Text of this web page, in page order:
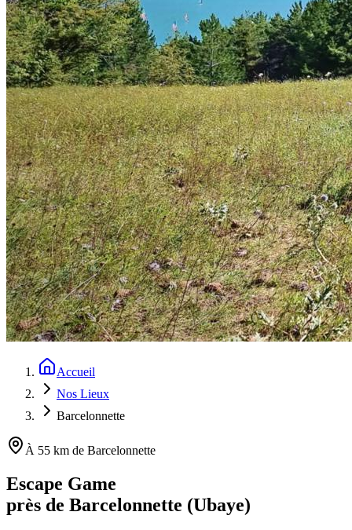
Accueil
Nos Lieux
Barcelonnette
À 55 km de Barcelonnette
Escape Game
près de Barcelonnette (Ubaye)